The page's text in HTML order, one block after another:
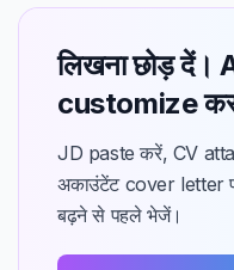
लिखना छोड़ दें।
customize
JD paste करें, CV
अकाउंटेंट cover letter
बढ़ने से पहले भेजें।